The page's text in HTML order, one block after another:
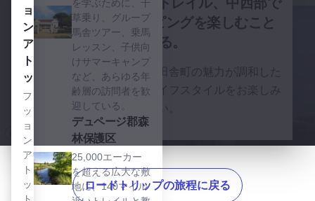
探索開始
デュページの自然
最高の食事とショッピングを楽しむこと
ができる。
自然、レクリエーション、田舎町の魅力が調和した
デュページ地区の快適なライフスタイルをお楽しみ
ください。
を学ぶために、干
草乗り、グループ
馬舎ツアー、乗馬
レッスン、子供向
けサマーキャンプ
など、あらゆる年
齢層の訪問者を歓
迎している。
デュページ郡森
林保護区
25,000エーカー
を超える広大な敷
地に、140マイル
デュページ郡森林保護区を見る
須
グレ
ー
ト・
ウェ
スタ
ン・
トレ
イル
この
17マ
グレート・ウェスタン・トレイルを見る
ョ
ン・
アウ
トレ
ット
ファ
ッシ
ョ
ン・
アウ
トレ
ッ
ト・
ロードトリップの旅程に戻る